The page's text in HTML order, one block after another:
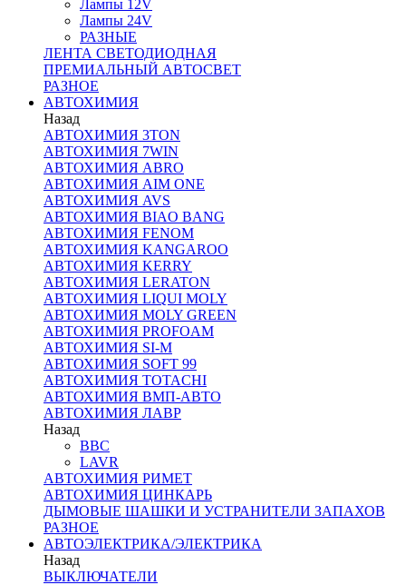
Лампы 12V
Лампы 24V
РАЗНЫЕ
ЛЕНТА СВЕТОДИОДНАЯ
ПРЕМИАЛЬНЫЙ АВТОСВЕТ
РАЗНОЕ
АВТОХИМИЯ
Назад
АВТОХИМИЯ 3TON
АВТОХИМИЯ 7WIN
АВТОХИМИЯ ABRO
АВТОХИМИЯ AIM ONE
АВТОХИМИЯ AVS
АВТОХИМИЯ BIAO BANG
АВТОХИМИЯ FENOM
АВТОХИМИЯ KANGAROO
АВТОХИМИЯ KERRY
АВТОХИМИЯ LERATON
АВТОХИМИЯ LIQUI MOLY
АВТОХИМИЯ MOLY GREEN
АВТОХИМИЯ PROFOAM
АВТОХИМИЯ SI-M
АВТОХИМИЯ SOFT 99
АВТОХИМИЯ TOTACHI
АВТОХИМИЯ ВМП-АВТО
АВТОХИМИЯ ЛАВР
Назад
BBC
LAVR
АВТОХИМИЯ РИМЕТ
АВТОХИМИЯ ЦИНКАРЬ
ДЫМОВЫЕ ШАШКИ И УСТРАНИТЕЛИ ЗАПАХОВ
РАЗНОЕ
АВТОЭЛЕКТРИКА/ЭЛЕКТРИКА
Назад
ВЫКЛЮЧАТЕЛИ